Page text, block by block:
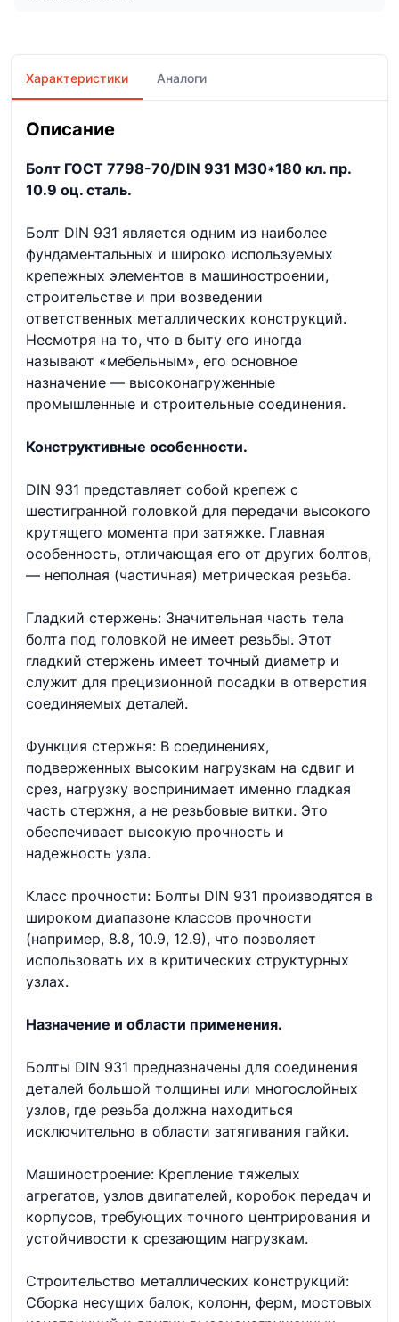
Характеристики Аналоги
Описание
Болт ГОСТ 7798-70/DIN 931 М30*180 кл. пр.
10.9 оц. сталь.
Болт DIN 931 является одним из наиболее
фундаментальных и широко используемых
крепежных элементов в машиностроении,
строительстве и при возведении
ответственных металлических конструкций.
Несмотря на то, что в быту его иногда
называют «мебельным», его основное
назначение — высоконагруженные
промышленные и строительные соединения.
Конструктивные особенности.
DIN 931 представляет собой крепеж с
шестигранной головкой для передачи высокого
крутящего момента при затяжке. Главная
особенность, отличающая его от других болтов,
— неполная (частичная) метрическая резьба.
Гладкий стержень: Значительная часть тела
болта под головкой не имеет резьбы. Этот
гладкий стержень имеет точный диаметр и
служит для прецизионной посадки в отверстия
соединяемых деталей.
Функция стержня: В соединениях,
подверженных высоким нагрузкам на сдвиг и
срез, нагрузку воспринимает именно гладкая
часть стержня, а не резьбовые витки. Это
обеспечивает высокую прочность и
надежность узла.
Класс прочности: Болты DIN 931 производятся в
широком диапазоне классов прочности
(например, 8.8, 10.9, 12.9), что позволяет
использовать их в критических структурных
узлах.
Назначение и области применения.
Болты DIN 931 предназначены для соединения
деталей большой толщины или многослойных
узлов, где резьба должна находиться
исключительно в области затягивания гайки.
Машиностроение: Крепление тяжелых
агрегатов, узлов двигателей, коробок передач и
корпусов, требующих точного центрирования и
устойчивости к срезающим нагрузкам.
Строительство металлических конструкций:
Сборка несущих балок, колонн, ферм, мостовых